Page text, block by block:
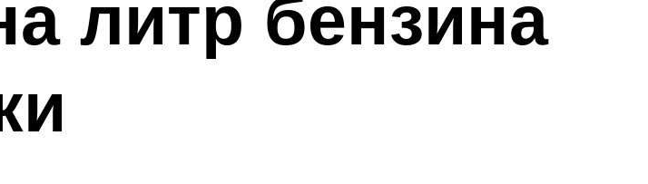
литр бензина